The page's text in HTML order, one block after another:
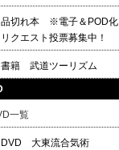
品切れ本 ※電子＆POD化
リクエスト投票募集中！
書籍 武道ツーリズム
一覧
DVD 大東流合気術